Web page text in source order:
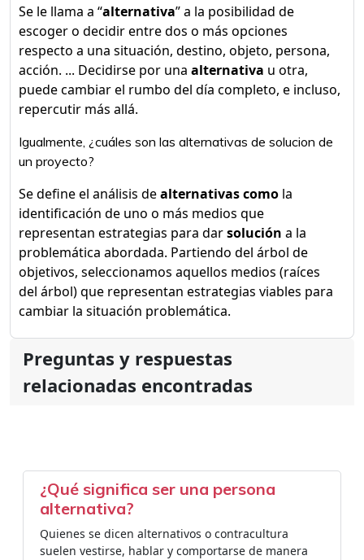
Se le llama a “alternativa” a la posibilidad de
escoger o decidir entre dos o más opciones
respecto a una situación, destino, objeto, persona,
acción. ... Decidirse por una alternativa u otra,
puede cambiar el rumbo del día completo, e incluso,
repercutir más allá.
Igualmente, ¿cuáles son las alternativas de solucion de
un proyecto?
Se define el análisis dealternativas como la
identificación de uno o más medios que
representan estrategias para darsolución a la
problemática abordada. Partiendo del árbol de
objetivos, seleccionamos aquellos medios (raíces
del árbol) que representan estrategias viables para
cambiar la situación problemática.
Preguntas y respuestas
relacionadas encontradas
¿Qué significa ser una persona
alternativa?
Quienes se dicen alternativos o contracultura
suelen vestirse, hablar y comportarse de manera